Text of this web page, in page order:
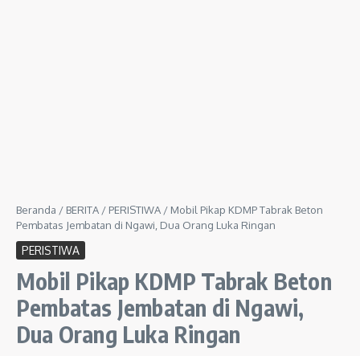
Beranda / BERITA / PERISTIWA / Mobil Pikap KDMP Tabrak Beton
Pembatas Jembatan di Ngawi, Dua Orang Luka Ringan
PERISTIWA
Mobil Pikap KDMP Tabrak Beton
Pembatas Jembatan di Ngawi,
Dua Orang Luka Ringan